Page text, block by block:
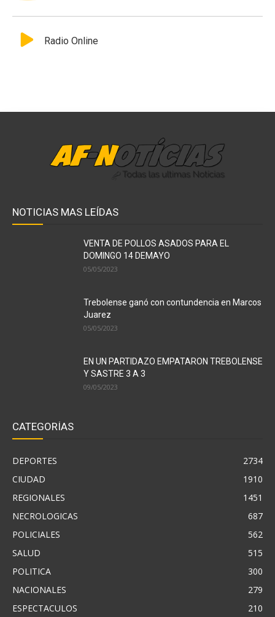
Radio Online
NOTICIAS MAS LEÍDAS
VENTA DE POLLOS ASADOS PARA EL
DOMINGO 14 DEMAYO
05/05/2023
Trebolense ganó con contundencia en Marcos
Juarez
05/05/2023
EN UN PARTIDAZO EMPATARON TREBOLENSE
Y SASTRE 3 A 3
09/05/2023
CATEGORÍAS
DEPORTES
2734
CIUDAD
1910
REGIONALES
1451
NECROLOGICAS
687
POLICIALES
562
SALUD
515
POLITICA
300
NACIONALES
279
ESPECTACULOS
210